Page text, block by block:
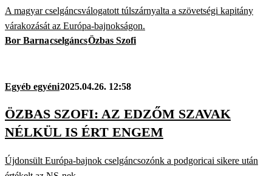
A magyar cselgáncsválogatott túlszárnyalta a szövetségi kapitány
várakozását az Európa-bajnokságon.
Bor BarnacselgáncsÖzbas Szofi
Egyéb egyéni2025.04.26. 12:58
ÖZBAS SZOFI: AZ EDZŐM SZAVAK
NÉLKÜL IS ÉRT ENGEM
Újdonsült Európa-bajnok cselgáncsozónk a podgoricai sikere után